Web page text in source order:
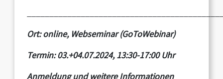
Ort: online, Webseminar(GoToWebinar)
Termin: 03.+04.07.2024,13:30-17:00 Uhr